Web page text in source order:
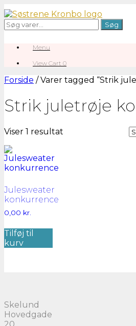
Gå
til
indhold
Søg
efter:
Søg
Menu
View
cart
View Cart 0
Forside / Varer tagged “Strik
Strik juletrøje
Viser 1 resultat
Julesweater
konkurrence
0,00 kr.
Tilføj til
kurv
Skelund
Hovedgade
20